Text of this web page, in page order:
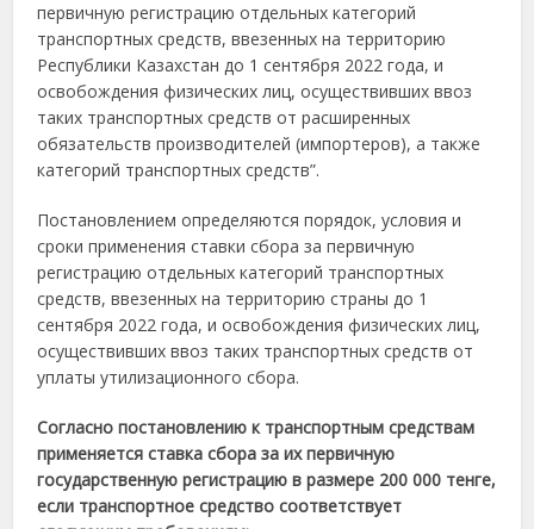
первичную регистрацию отдельных категорий
транспортных средств, ввезенных на территорию
Республики Казахстан до 1 сентября 2022 года, и
освобождения физических лиц, осуществивших ввоз
таких транспортных средств от расширенных
обязательств производителей (импортеров), а также
категорий транспортных средств”.
Постановлением определяются порядок, условия и
сроки применения ставки сбора за первичную
регистрацию отдельных категорий транспортных
средств, ввезенных на территорию страны до 1
сентября 2022 года, и освобождения физических лиц,
осуществивших ввоз таких транспортных средств от
уплаты утилизационного сбора.
Согласно постановлению к транспортным средствам
применяется ставка сбора за их первичную
государственную регистрацию в размере 200 000 тенге,
если транспортное средство соответствует